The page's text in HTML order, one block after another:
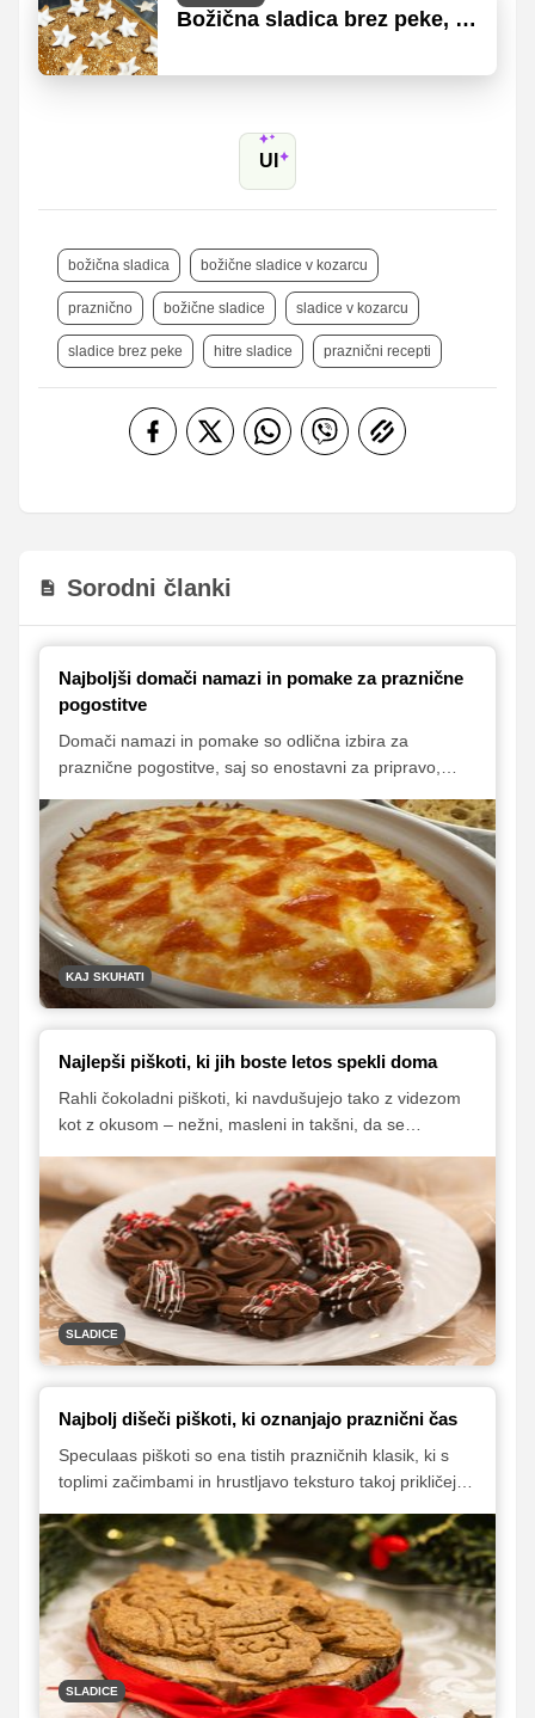
Božična sladica brez peke, za
navdušenje
UI
božična sladica božične sladice v kozarcu
praznično božične sladice sladice v kozarcu
sladice brez peke hitre sladice praznični recepti
Sorodni članki
Najboljši domači namazi in pomake za praznične
pogostitve
Domači namazi in pomake so odlična izbira za
praznične pogostitve, saj so enostavni za pripravo,
Z nekaj osnovnimi sestavinami lahko ustvarimo pestro
izbiro, ki se odlično poda h kruhu, krekerjem, zelenjavi
ali prigrizkom. Predstavljamo nekaj idej za namaze in
pomake, ki bodo praznično mizo obogatili brez
nepotrebnega stresa.
KAJ SKUHATI
Najlepši piškoti, ki jih boste letos spekli doma
Rahli čokoladni piškoti, ki navdušujejo tako z videzom
kot z okusom – nežni, masleni in takšni, da se
Andreja Klun, slaščičarka in učiteljica slaščičarstva na
BIC Ljubljana, brizgani čokoladni venčki pa so hkrati
čudovita praznična dekoracija in slastno domače darilo.
SLADICE
Najbolj dišeči piškoti, ki oznanjajo praznični čas
Speculaas piškoti so ena tistih prazničnih klasik, ki s
toplimi začimbami in hrustljavo teksturo takoj prikličejo
ga je pripravila Andreja Klun, slaščičarka in učiteljica
slaščičarstva na BIC Ljubljana. Gre za tradicionalno, a
dostopno peko, ki povezuje generacije in je hkrati
čudovita ideja za domače praznično darilo.
SLADICE